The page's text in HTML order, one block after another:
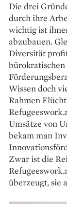
Die drei
durch ihre
wichtig ist
abzubauen.
Diversität
Wissen doch
Rahmen
Umsätze von
bekam man
Zwar ist die
überzeugt, sie